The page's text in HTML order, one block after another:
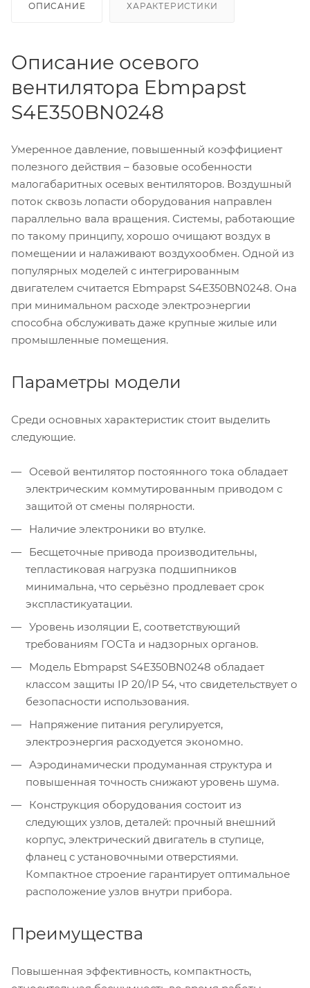
ОПИСАНИЕ ХАРАКТЕРИСТИКИ
Описание осевого
вентилятора Ebmpapst
S4E350BN0248
Умеренное давление, повышенный коэффициент
полезного действия – базовые особенности
малогабаритных осевых вентиляторов. Воздушный
поток сквозь лопасти оборудования направлен
параллельно вала вращения. Системы, работающие
по такому принципу, хорошо очищают воздух в
помещении и налаживают воздухообмен. Одной из
популярных моделей с интегрированным
двигателем считается Ebmpapst S4E350BN0248. Она
при минимальном расходе электроэнергии
способна обслуживать даже крупные жилые или
промышленные помещения.
Параметры модели
Среди основных характеристик стоит выделить
следующие.
Осевой вентилятор постоянного тока обладает
электрическим коммутированным приводом с
защитой от смены полярности.
Наличие электроники во втулке.
Бесщеточные привода производительны,
тепластиковая нагрузка подшипников
минимальна, что серьёзно продлевает срок
экспластикуатации.
Уровень изоляции Е, соответствующий
требованиям ГОСТа и надзорных органов.
Модель Ebmpapst S4E350BN0248 обладает
классом защиты IP 20/IP 54, что свидетельствует о
безопасности использования.
Напряжение питания регулируется,
электроэнергия расходуется экономно.
Аэродинамически продуманная структура и
повышенная точность снижают уровень шума.
Конструкция оборудования состоит из
следующих узлов, деталей: прочный внешний
корпус, электрический двигатель в ступице,
фланец с установочными отверстиями.
Компактное строение гарантирует оптимальное
расположение узлов внутри прибора.
Преимущества
Повышенная эффективность, компактность,